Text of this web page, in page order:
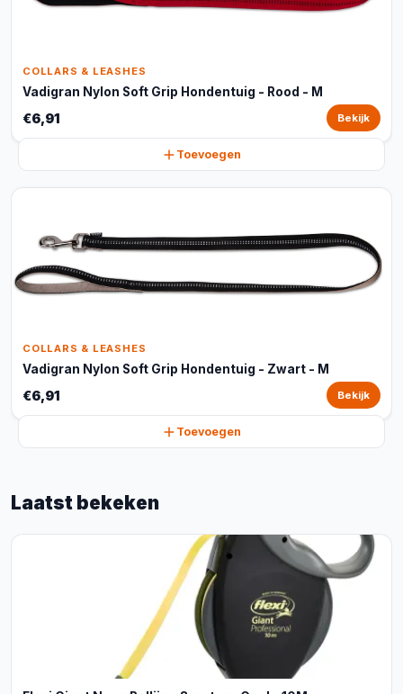
COLLARS & LEASHES
Vadigran Nylon Soft Grip Hondentuig - Rood - M
€6,91 Bekijk
Toevoegen
COLLARS & LEASHES
Vadigran Nylon Soft Grip Hondentuig - Zwart - M
€6,91 Bekijk
Toevoegen
Laatst bekeken